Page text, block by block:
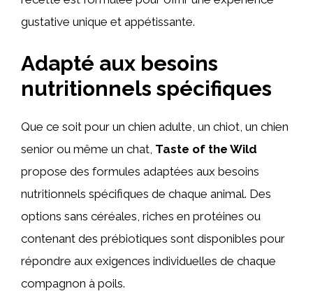
gustative unique et appétissante.
Adapté aux besoins
nutritionnels spécifiques
Que ce soit pour un chien adulte, un chiot, un chien
senior ou même un chat, Taste of the Wild
propose des formules adaptées aux besoins
nutritionnels spécifiques de chaque animal. Des
options sans céréales, riches en protéines ou
contenant des prébiotiques sont disponibles pour
répondre aux exigences individuelles de chaque
compagnon à poils.